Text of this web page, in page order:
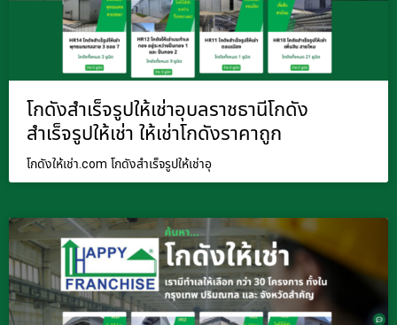
โกดังสำเร็จรูปให้เช่าอุบลราชธานีโกดัง
สำเร็จรูปให้เช่า ให้เช่าโกดังราคาถูก
โกดังให้เช่า.com โกดังสำเร็จรูปให้เช่าอุ